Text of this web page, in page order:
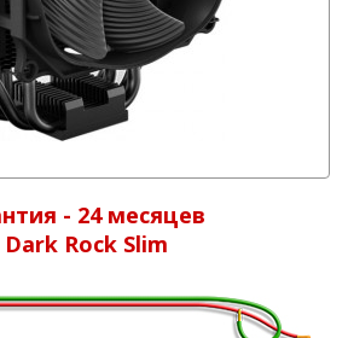
- 24 месяцев
Rock Slim